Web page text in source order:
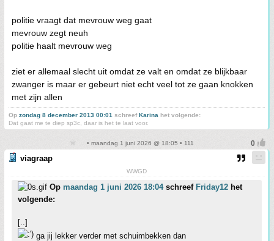
politie vraagt dat mevrouw weg gaat
mevrouw zegt neuh
politie haalt mevrouw weg
ziet er allemaal slecht uit omdat ze valt en omdat ze blijkbaar
zwanger is maar er gebeurt niet echt veel tot ze gaan knokken
met zijn allen
Op zondag 8 december 2013 00:01 schreefKarina het volgende:
Dat gaat me te diep sp3c, daar is het te laat voor.
• maandag 1 juni 2026 @ 18:05 • 111
viagraap
WWGD
Op maandag 1 juni 2026 18:04schreef Friday12 het
volgende:
[..]
ga jij lekker verder met schuimbekken dan